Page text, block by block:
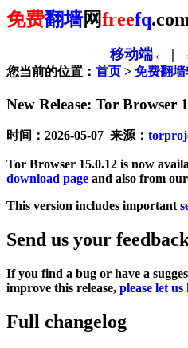
免费翻墙网freefq
移动端← |
您当前的位置： 首页 > 免费翻
New Release: Tor Browser
时间：2026-05-07 来源：
Tor Browser 15.0.12 is now
download page and also from our
This version includes important
Send us your
If you find a bug or have a
improve this release, please let us
Full changelog